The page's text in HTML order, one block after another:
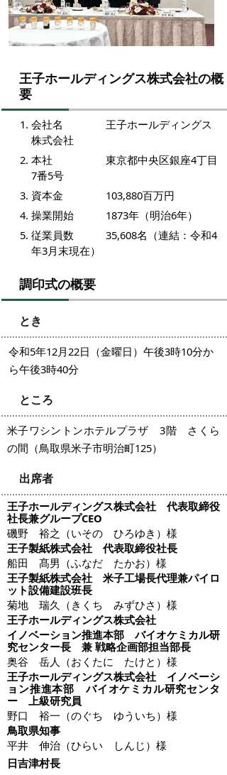
王子ホールディングス株式会社の概
要
会社名 王子ホールディングス
株式会社
本社 東京都中央区銀座4丁目
7番5号
資本金 103,880百万円
操業開始 1873年（明治6年）
従業員数 35,608名（連結：令和4
年3月末現在）
調印式の概要
とき
令和5年12月22日（金曜日）午後3時10分か
ら午後3時40分
ところ
米子ワシントンホテルプラザ 3階 さくら
の間 （鳥取県米子市明治町125）
出席者
王子ホールディングス株式会社 代表取締役
社長兼グループCEO
磯野 裕之（いその ひろゆき）様
王子製紙株式会社 代表取締役社長
船田 髙男（ふなだ たかお）様
王子製紙株式会社 米子工場長代理兼パイロ
ット設備建設班長
菊地 瑞久（きくち みずひさ）様
王子ホールディングス株式会社
イノベーション推進本部 バイオケミカル研
究センター長 兼 戦略企画部担当部長
奥谷 岳人（おくたに たけと）様
王子ホールディングス株式会社 イノベーシ
ョン推進本部 バイオケミカル研究センタ
ー
上級研究員
野口 裕一（のぐち ゆういち）様
鳥取県知事
平井 伸治（ひらい しんじ）様
日吉津村長